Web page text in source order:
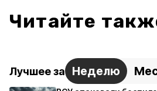
Читайте
Лучшее за Неделю